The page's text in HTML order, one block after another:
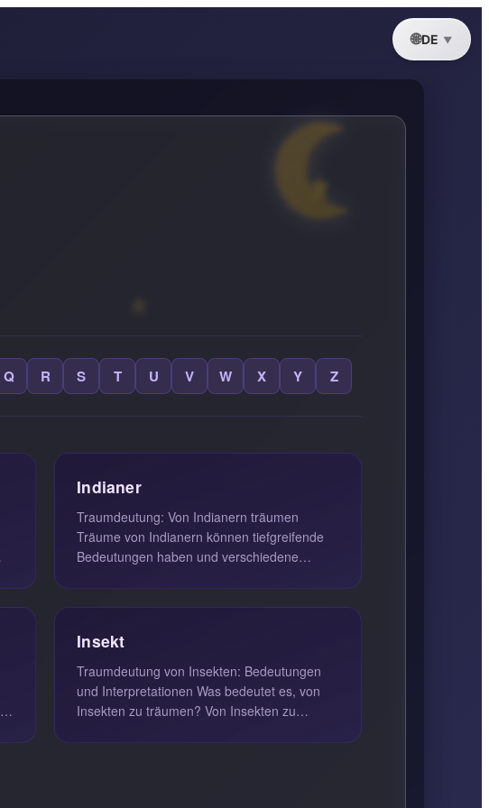
DE
Q R S T U V W X Y Z
Indianer
Traumdeutung: Von Indianern träumen
Träume von Indianern können tiefgreifende
Bedeutungen haben und verschiedene
Insekt
Traumdeutung von Insekten: Bedeutungen
und Interpretationen Was bedeutet es, von
Insekten zu träumen? Von Insekten zu